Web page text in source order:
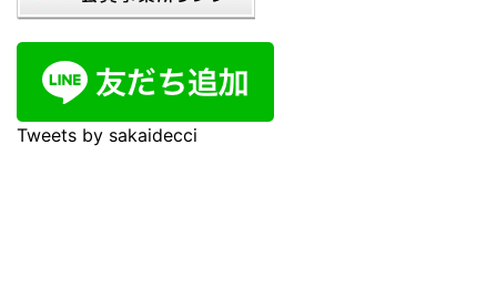
Tweets by sakaidecci